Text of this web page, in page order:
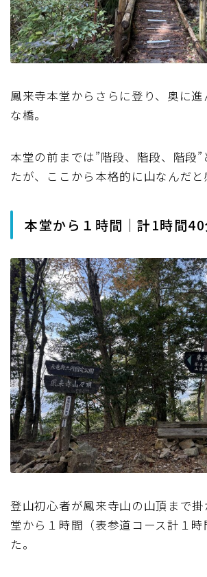
鳳来寺本堂からさらに登り、奥に進
な橋。
本堂の前までは”階段、階段、階段
たが、ここから本格的に山なんだと
本堂から１時間｜計1時間
登山初心者が鳳来寺山の山頂まで
堂から１時間（表参道コース計１時
た。